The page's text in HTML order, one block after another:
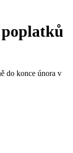
do konce února v